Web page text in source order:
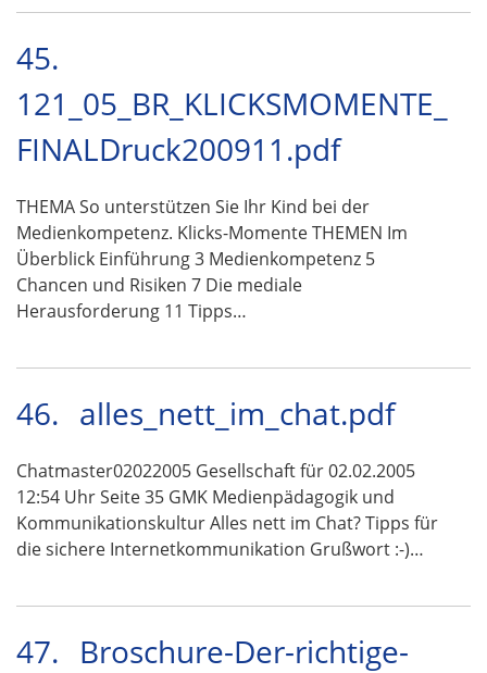
45.
121_05_BR_KLICKSMOMENTE_
FINALDruck200911.pdf
THEMA So unterstützen Sie Ihr Kind bei der
Medienkompetenz. Klicks-Momente THEMEN Im
Überblick Einführung 3 Medienkompetenz 5
Chancen und Risiken 7 Die mediale
Herausforderung 11 Tipps…
46. alles_nett_im_chat.pdf
Chatmaster02022005 Gesellschaft für 02.02.2005
12:54 Uhr Seite 35 GMK Medienpädagogik und
Kommunikationskultur Alles nett im Chat? Tipps für
die sichere Internetkommunikation Grußwort :-)…
47. Broschure-Der-richtige-